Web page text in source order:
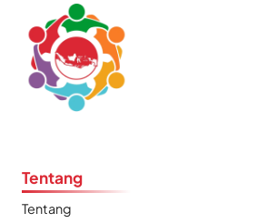
Tentang
Tentang